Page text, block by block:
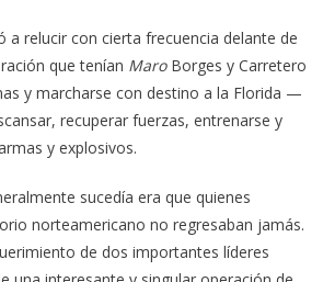
a relucir con cierta frecuencia delante de
que tenían MaroBorges y Carretero
y marcharse con destino a la Florida —
recuperar fuerzas, entrenarse y
y explosivos.
sucedía era que quienes
norteamericano no regresaban jamás.
de dos importantes líderes